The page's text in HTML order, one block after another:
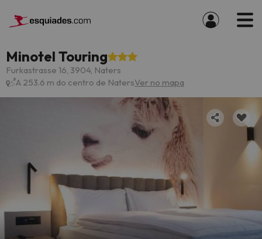
Minotel Touring
Furkastrasse 16, 3904, Naters
A 253.6 m do centro de NatersVer no mapa